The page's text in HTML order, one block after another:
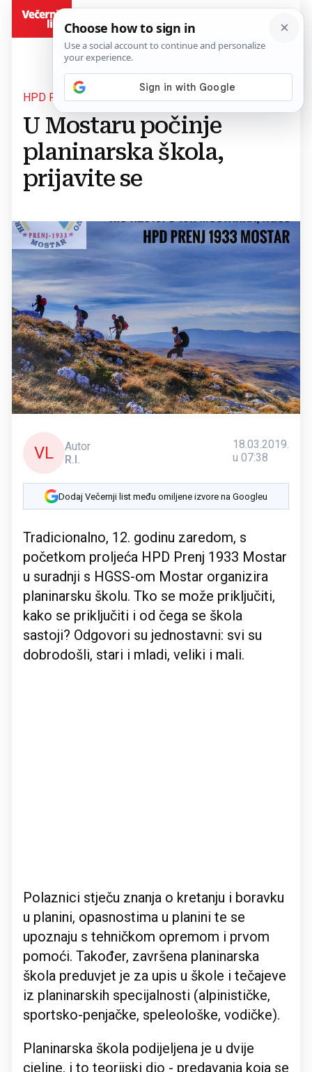
HPD PRENJ
U Mostaru počinje
planinarska škola,
prijavite se
VL
Autor
R.I.
18.03.2019.
u 07:38
Dodaj Večernji list među omiljene izvore na Googleu
Tradicionalno, 12. godinu zaredom, s
početkom proljeća HPD Prenj 1933 Mostar
u suradnji s HGSS-om Mostar organizira
planinarsku školu. Tko se može priključiti,
kako se priključiti i od čega se škola
sastoji? Odgovori su jednostavni: svi su
dobrodošli, stari i mladi, veliki i mali.
Polaznici stječu znanja o kretanju i boravku
u planini, opasnostima u planini te se
upoznaju s tehničkom opremom i prvom
pomoći. Također, završena planinarska
škola preduvjet je za upis u škole i tečajeve
iz planinarskih specijalnosti (alpinističke,
sportsko-penjačke, speleološke, vodičke).
Planinarska škola podijeljena je u dvije
cjeline, i to teorijski dio - predavanja koja se